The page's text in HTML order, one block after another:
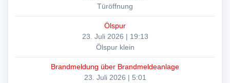
Türöffnung
Ölspur
23. Juli 2026 | 19:13
Ölspur klein
Brandmeldung über Brandmeldeanlage
23. Juli 2026 | 5:01